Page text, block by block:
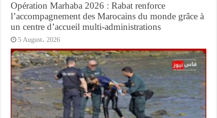
Opération Marhaba 2026 : Rabat renforce
l’accompagnement des Marocains du monde grâce à
un centre d’accueil multi-administrations
5 August، 2026